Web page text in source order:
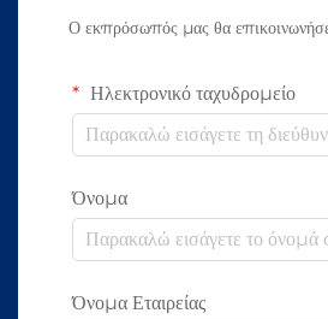
Ο εκπρόσωπός μας θα
Ηλεκτρονικό ταχυδρομείο
Όνομα
Όνομα Εταιρείας